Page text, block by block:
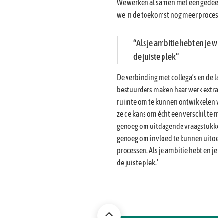
We werken al samen met een
we in de toekomst nog meer
Als je ambitie hebt en je
de juiste plek
De verbinding met collega’s en
bestuurders maken haar werk
ruimte om te kunnen ontwikkelen
ze de kans om écht een verschil te
genoeg om uitdagende
genoeg om invloed te kunnen
processen. Als je ambitie hebt en
de juiste plek.’